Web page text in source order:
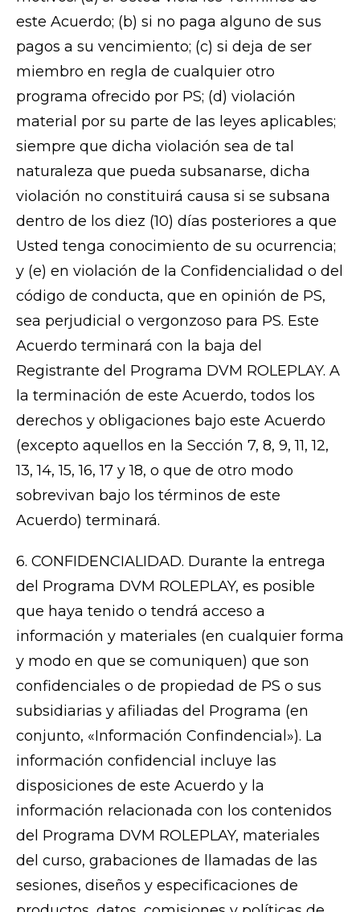
este Acuerdo; (b) si no paga alguno de sus
pagos a su vencimiento; (c) si deja de ser
miembro en regla de cualquier otro
programa ofrecido por PS; (d) violación
material por su parte de las leyes aplicables;
siempre que dicha violación sea de tal
naturaleza que pueda subsanarse, dicha
violación no constituirá causa si se subsana
dentro de los diez (10) días posteriores a que
Usted tenga conocimiento de su ocurrencia;
y (e) en violación de la Confidencialidad o del
código de conducta, que en opinión de PS,
sea perjudicial o vergonzoso para PS. Este
Acuerdo terminará con la baja del
Registrante del Programa DVM ROLEPLAY. A
la terminación de este Acuerdo, todos los
derechos y obligaciones bajo este Acuerdo
(excepto aquellos en la Sección 7, 8, 9, 11, 12,
13, 14, 15, 16, 17 y 18, o que de otro modo
sobrevivan bajo los términos de este
Acuerdo) terminará.
6. CONFIDENCIALIDAD. Durante la entrega
del Programa DVM ROLEPLAY, es posible
que haya tenido o tendrá acceso a
información y materiales (en cualquier forma
y modo en que se comuniquen) que son
confidenciales o de propiedad de PS o sus
subsidiarias y afiliadas del Programa (en
conjunto, «Información Confindencial»). La
información confidencial incluye las
disposiciones de este Acuerdo y la
información relacionada con los contenidos
del Programa DVM ROLEPLAY, materiales
del curso, grabaciones de llamadas de las
sesiones, diseños y especificaciones de